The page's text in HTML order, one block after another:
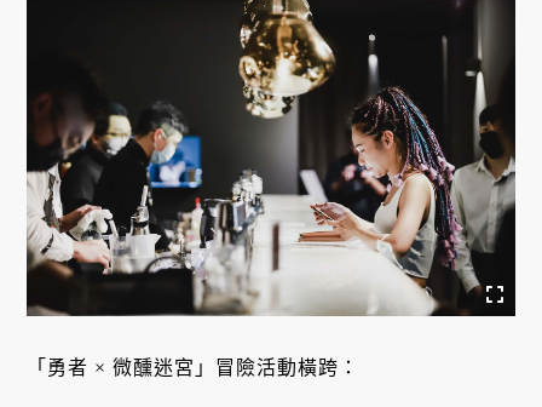
「勇者 × 微醺迷宮」冒險活動橫跨：